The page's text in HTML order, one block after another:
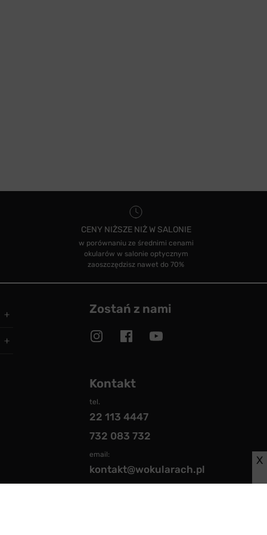
CENY NIŻSZE NIŻ W SALONIE
w porównaniu ze średnimi cenami
okularów w salonie optycznym
zaoszczędzisz nawet do 70%
Zostań z nami
Kontakt
tel.
22 113 4447
732 083 732
email:
kontakt@wokularach.pl
X